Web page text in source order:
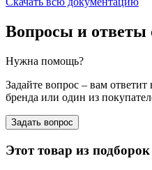
Вопросы и ответы
Нужна помощь?
Задайте вопрос – вам
бренда или один из
Задать вопрос
Этот товар из подборок